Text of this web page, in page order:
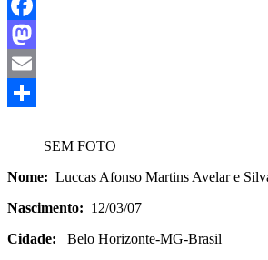
Facebook
Mastodon
Email
SEM FOTO
Nome: Luccas Afonso
Nascimento: 12/03/07
Cidade: Belo